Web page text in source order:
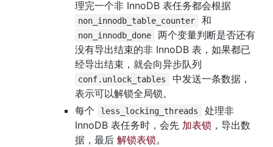
non_innodb_table_counter
non_innodb_done
两个变量判断是否还有
没有导出结束的非 InnoDB 表，如果都已
conf.unlock_tables
中发送一条数据，
表示可以解锁全局锁。
每个
less_locking_threads
处理非
InnoDB 表任务时，会先 加表锁 ，导出数
据，最后 解锁表锁。